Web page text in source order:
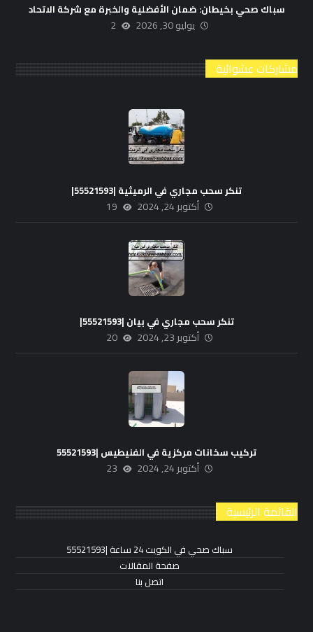
سباك صحي بخيطان: ضمان الأفضلية والخبرة مع شركة الاتحاد
يوليو 30, 2026 2
مشاركات عشوائية
تنكر سحب مجاري في الرميثية |55521593|
أكتوبر 24, 2024 19
تنكر سحب مجاري في بيان |55521593|
أكتوبر 23, 2024 20
تركيب سخانات مركزية في الفنيطيس |55521593
أكتوبر 24, 2024 23
القائمة الرئيسية
سباك صحي في الكويت 24 ساعة |55521593
صفحة المقالات
اتصل بنا